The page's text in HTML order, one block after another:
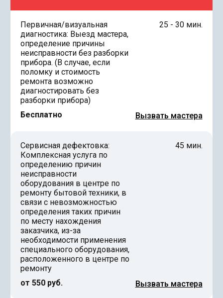
Первичная/визуальная
диагностика: Выезд мастера,
определение причины
неисправности без разборки
прибора. (В случае, если
поломку и стоимость
ремонта возможно
диагностировать без
разборки прибора)
Бесплатно
25 - 30 мин.
Вызвать мастера
Сервисная дефектовка:
Комплексная услуга по
определению причин
неисправности
оборудования в центре по
ремонту бытовой техники, в
связи с невозможностью
определения таких причин
по месту нахождения
заказчика, из-за
необходимости применения
специального оборудования,
расположенного в центре по
ремонту
от 550 руб.
45 мин.
Вызвать мастера